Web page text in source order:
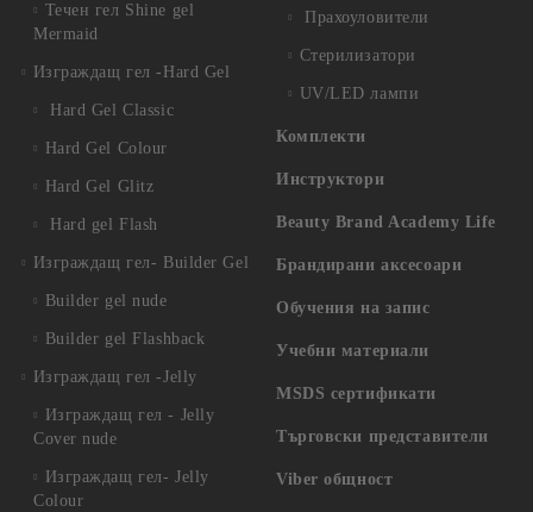
Течен гел Shine gel
Mermaid
Изграждащ гел -Hard Gel
Hard Gel Classic
Hard Gel Colour
Hard Gel Glitz
Hard gel Flash
Изграждащ гел- Builder Gel
Builder gel nude
Builder gel Flashback
Изграждащ гел -Jelly
Изграждащ гел - Jelly
Cover nude
Изграждащ гел- Jelly
Colour
Прахоуловители
Стерилизатори
UV/LED лампи
Комплекти
Инструктори
Beauty Brand Academy Life
Брандирани аксесоари
Обучения на запис
Учебни материали
MSDS сертификати
Търговски представители
Viber общност